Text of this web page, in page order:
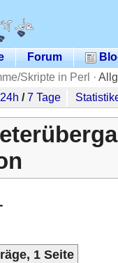
Forum
Skripte in Perl ·
/7 Tage
1 Seite